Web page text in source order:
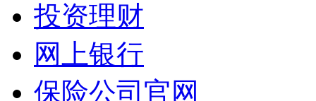
投资理财
网上银行
保险公司官网